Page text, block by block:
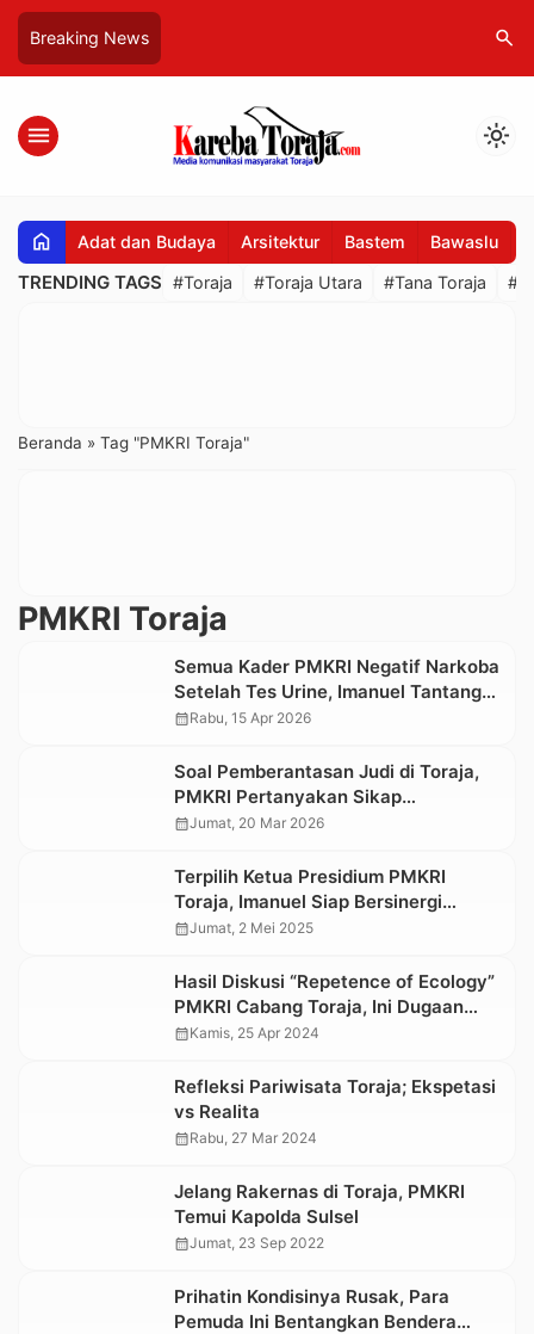
Breaking News search
menu light_mode
home Adat dan Budaya Arsitektur Bastem Bawaslu
TRENDING TAGS #Toraja #Toraja Utara #Tana Toraja
Beranda » Tag "PMKRI Toraja"
PMKRI Toraja
Semua Kader PMKRI Negatif Narkoba
Setelah Tes Urine, Imanuel Tantang
Pejabat Daerah Ikut Uji Integritas
calendar_monthRabu, 15 Apr 2026
Soal Pemberantasan Judi di Toraja,
PMKRI Pertanyakan Sikap
Pemerintah
calendar_monthJumat, 20 Mar 2026
Terpilih Ketua Presidium PMKRI
Toraja, Imanuel Siap Bersinergi
dengan Semua Pihak
calendar_monthJumat, 2 Mei 2025
Hasil Diskusi “Repetence of Ecology”
PMKRI Cabang Toraja, Ini Dugaan
Penyebab Tanah Longsor di Tana
calendar_monthKamis, 25 Apr 2024
Refleksi Pariwisata Toraja; Ekspetasi
vs Realita
calendar_monthRabu, 27 Mar 2024
Jelang Rakernas di Toraja, PMKRI
Temui Kapolda Sulsel
calendar_monthJumat, 23 Sep 2022
Prihatin Kondisinya Rusak, Para
Pemuda Ini Bentangkan Bendera